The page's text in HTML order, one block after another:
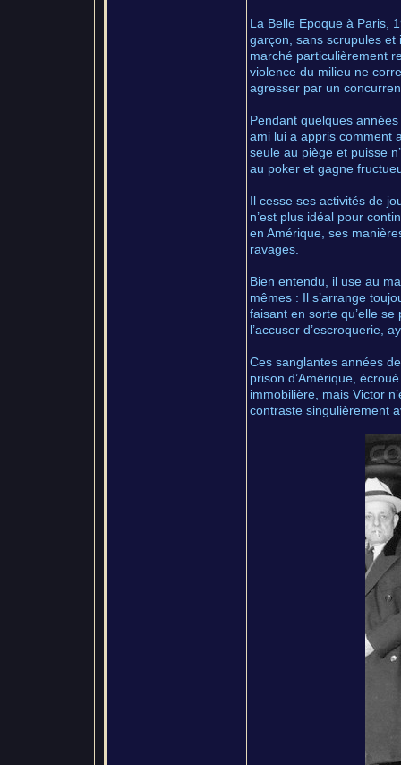
La Belle Epoque à Paris,
garçon, sans scrupules et
marché particulièrement
violence du milieu ne
agresser par un
Pendant quelques
ami lui a appris comment
seule au piège et puisse
au poker et gagne
Il cesse ses activités de
n’est plus idéal pour
en Amérique, ses
ravages.
Bien entendu, il use au
mêmes : Il s’arrange
faisant en sorte qu’elle
l’accuser d’escroquerie,
Ces sanglantes années
prison d’Amérique,
immobilière, mais Victor
contraste singulièrement